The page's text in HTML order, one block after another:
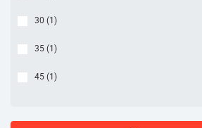
30 (1 )
35 (1 )
45 (1 )